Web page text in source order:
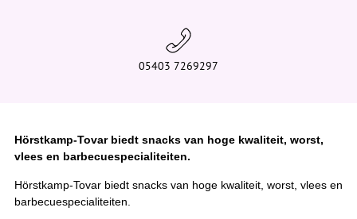
05403 7269297
Hörstkamp-Tovar biedt snacks van hoge kwaliteit, worst,
vlees en barbecuespecialiteiten.
Hörstkamp-Tovar biedt snacks van hoge kwaliteit, worst, vlees en
barbecuespecialiteiten.